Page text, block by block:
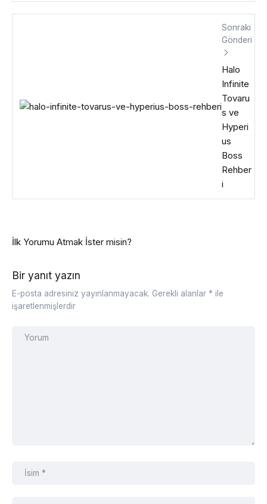
Sonraki
Gönderi
Halo
Infinite
Tovaru
s ve
Hyperi
us
Boss
Rehber
i
İlk Yorumu Atmak İster misin?
Bir yanıt yazın
E-posta adresiniz yayınlanmayacak. Gerekli alanlar * ile
işaretlenmişlerdir